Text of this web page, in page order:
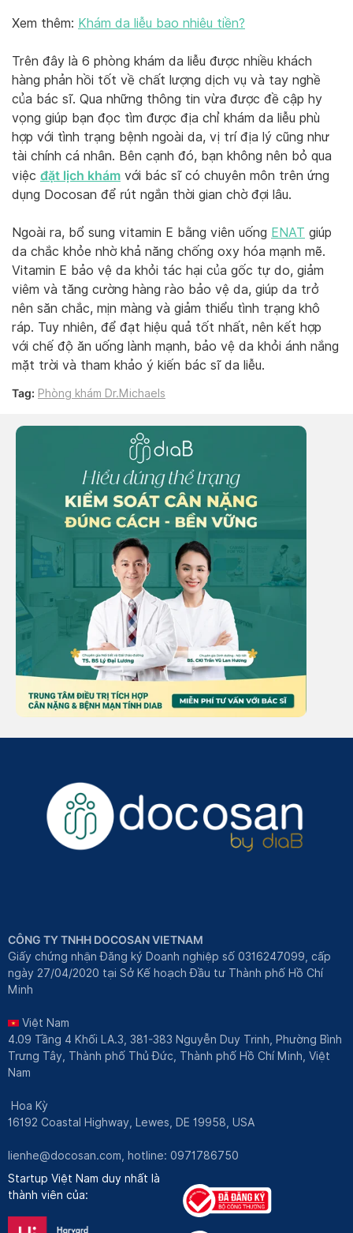
Xem thêm: Khám da liễu bao nhiêu tiền?
Trên đây là 6 phòng khám da liễu được nhiều khách
hàng phản hồi tốt về chất lượng dịch vụ và tay nghề
của bác sĩ. Qua những thông tin vừa được đề cập hy
vọng giúp bạn đọc tìm được địa chỉ khám da liễu phù
hợp với tình trạng bệnh ngoài da, vị trí địa lý cũng như
tài chính cá nhân. Bên cạnh đó, bạn không nên bỏ qua
việc đặt lịch khám với bác sĩ có chuyên môn trên ứng
dụng Docosan để rút ngắn thời gian chờ đợi lâu.
Ngoài ra, bổ sung vitamin E bằng viên uống ENAT giúp
da chắc khỏe nhờ khả năng chống oxy hóa mạnh mẽ.
Vitamin E bảo vệ da khỏi tác hại của gốc tự do, giảm
viêm và tăng cường hàng rào bảo vệ da, giúp da trở
nên săn chắc, mịn màng và giảm thiểu tình trạng khô
ráp. Tuy nhiên, để đạt hiệu quả tốt nhất, nên kết hợp
với chế độ ăn uống lành mạnh, bảo vệ da khỏi ánh nắng
mặt trời và tham khảo ý kiến bác sĩ da liễu.
Tag: Phòng khám Dr.Michaels
CÔNG TY TNHH DOCOSAN VIETNAM
Giấy chứng nhận Đăng ký Doanh nghiệp số 0316247099, cấp
ngày 27/04/2020 tại Sở Kế hoạch Đầu tư Thành phố Hồ Chí
Minh
Việt Nam
4.09 Tầng 4 Khối LA.3, 381-383 Nguyễn Duy Trinh, Phường Bình
Trưng Tây, Thành phố Thủ Đức, Thành phố Hồ Chí Minh, Việt
Nam
Hoa Kỳ
16192 Coastal Highway, Lewes, DE 19958, USA
lienhe@docosan.com, hotline: 0971786750
Startup Việt Nam duy nhất là
thành viên của: